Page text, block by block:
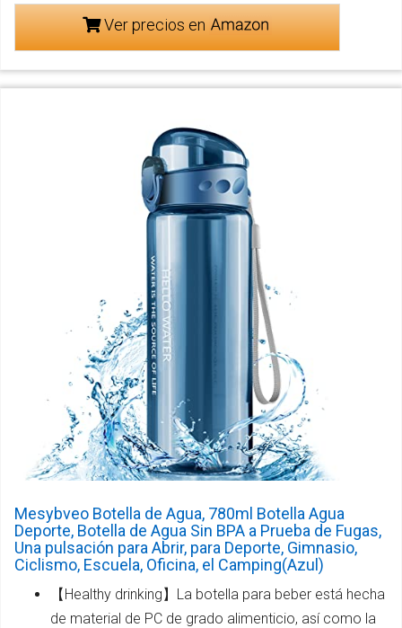
Ver precios en
Mesybveo Botella de Agua, 780ml Botella Agua
Deporte, Botella de Agua Sin BPA a Prueba de Fugas,
Una pulsación para Abrir, para Deporte, Gimnasio,
Ciclismo, Escuela, Oficina, el Camping(Azul)
【Healthy drinking】La botella para beber está hecha
de material de PC de grado alimenticio, así como la